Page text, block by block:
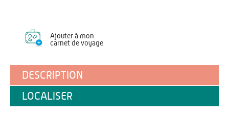
Ajouter à mon
carnet de voyage
DESCRIPTION
LOCALISER